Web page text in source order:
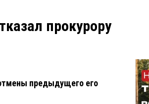
прокурору
предыдущего его